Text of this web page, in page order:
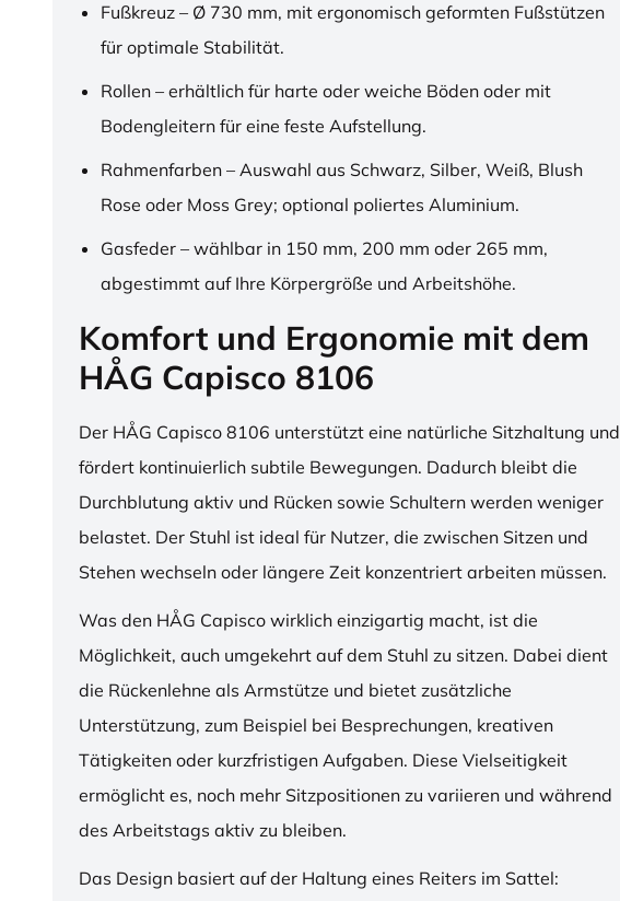
Fußkreuz – Ø 730 mm, mit ergonomisch geformten Fußstützen
für optimale Stabilität.
Rollen – erhältlich für harte oder weiche Böden oder mit
Bodengleitern für eine feste Aufstellung.
Rahmenfarben – Auswahl aus Schwarz, Silber, Weiß, Blush
Rose oder Moss Grey; optional poliertes Aluminium.
Gasfeder – wählbar in 150 mm, 200 mm oder 265 mm,
abgestimmt auf Ihre Körpergröße und Arbeitshöhe.
Komfort und Ergonomie mit dem
HÅG Capisco 8106
Der HÅG Capisco 8106 unterstützt eine natürliche Sitzhaltung und
fördert kontinuierlich subtile Bewegungen. Dadurch bleibt die
Durchblutung aktiv und Rücken sowie Schultern werden weniger
belastet. Der Stuhl ist ideal für Nutzer, die zwischen Sitzen und
Stehen wechseln oder längere Zeit konzentriert arbeiten müssen.
Was den HÅG Capisco wirklich einzigartig macht, ist die
Möglichkeit, auch umgekehrt auf dem Stuhl zu sitzen. Dabei dient
die Rückenlehne als Armstütze und bietet zusätzliche
Unterstützung, zum Beispiel bei Besprechungen, kreativen
Tätigkeiten oder kurzfristigen Aufgaben. Diese Vielseitigkeit
ermöglicht es, noch mehr Sitzpositionen zu variieren und während
des Arbeitstags aktiv zu bleiben.
Das Design basiert auf der Haltung eines Reiters im Sattel: